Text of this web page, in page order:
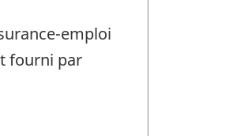
emploi
fourni par